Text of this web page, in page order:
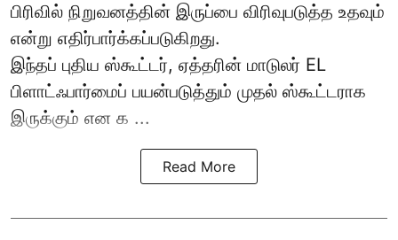
பிரிவில் நிறுவனத்தின் இருப்பை விரிவுபடுத்த உதவும்
என்று எதிர்பார்க்கப்படுகிறது.
இந்தப் புதிய ஸ்கூட்டர், ஏத்தரின் மாடுலர் EL
பிளாட்ஃபார்மைப் பயன்படுத்தும் முதல் ஸ்கூட்டராக
இருக்கும் என க ...
Read More